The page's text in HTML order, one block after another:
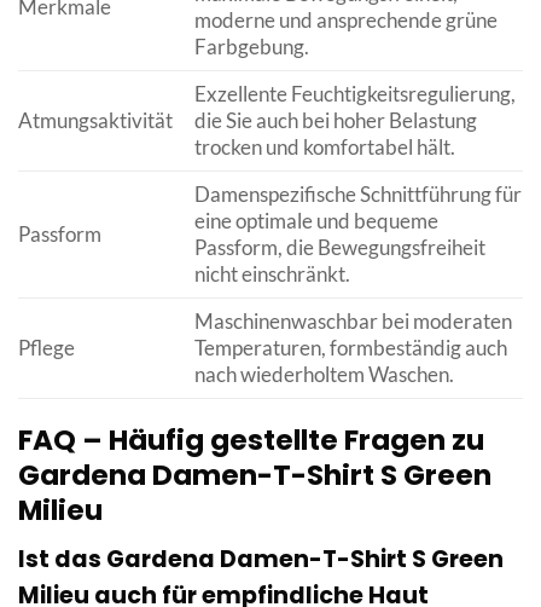
Merkmale
moderne und ansprechende grüne
Farbgebung.
Atmungsaktivität
Exzellente Feuchtigkeitsregulierung,
die Sie auch bei hoher Belastung
trocken und komfortabel hält.
Passform
Damenspezifische Schnittführung für
eine optimale und bequeme
Passform, die Bewegungsfreiheit
nicht einschränkt.
Pflege
Maschinenwaschbar bei moderaten
Temperaturen, formbeständig auch
nach wiederholtem Waschen.
FAQ – Häufig gestellte Fragen zu
Gardena Damen-T-Shirt S Green
Milieu
Ist das Gardena Damen-T-Shirt S Green
Milieu auch für empfindliche Haut